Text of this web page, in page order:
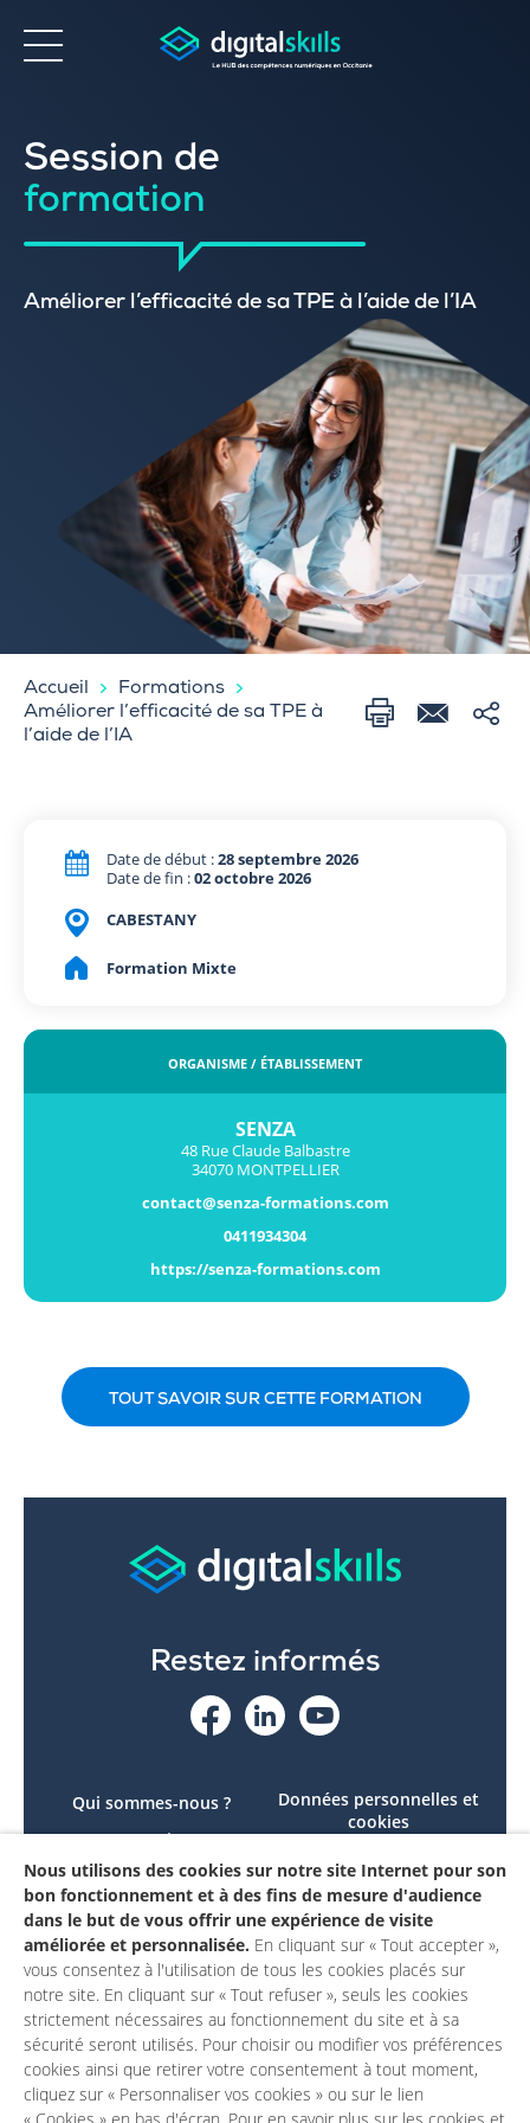
Accessibilité
Session de
formation
Améliorer l’efficacité de sa TPE à l’aide de l’IA
Accueil
Formations
Améliorer l’efficacité de sa TPE à
l’aide de l’IA
Date de début :28 septembre 2026
Date de fin :02 octobre 2026
CABESTANY
Formation Mixte
ORGANISME / ÉTABLISSEMENT
SENZA
48 Rue Claude Balbastre
34070 MONTPELLIER
contact@senza-formations.com
0411934304
https://senza-formations.com
TOUT SAVOIR SUR CETTE FORMATION
Restez informés
Qui sommes-nous ?
Le projet
Contactez-nous
Mon compte
Données personnelles et
cookies
conforme
Mentions légales
Nous utilisons des cookies sur notre site Internet pour son
bon fonctionnement et à des fins de mesure d'audience
dans le but de vous offrir une expérience de visite
améliorée et personnalisée. En cliquant sur « Tout accepter »,
vous consentez à l'utilisation de tous les cookies placés sur
notre site. En cliquant sur « Tout refuser », seuls les cookies
strictement nécessaires au fonctionnement du site et à sa
sécurité seront utilisés. Pour choisir ou modifier vos préférences
cookies ainsi que retirer votre consentement à tout moment,
cliquez sur « Personnaliser vos cookies » ou sur le lien